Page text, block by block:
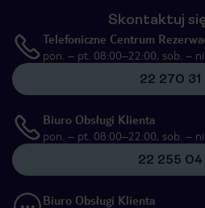
Skontaktuj
Telefoniczne Centrum
pon. – pt. 08:00–22:00, sob. –
22 270 31
Biuro Obsługi Klienta
pon. – pt. 08:00–22:00, sob. –
22 255
Biuro Obsługi Klienta